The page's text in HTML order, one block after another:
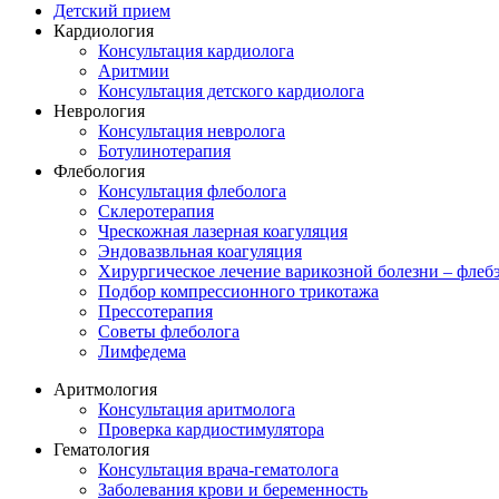
Детский прием
Кардиология
Консультация кардиолога
Аритмии
Консультация детского кардиолога
Неврология
Консультация невролога
Ботулинотерапия
Флебология
Консультация флеболога
Склеротерапия
Чрескожная лазерная коагуляция
Эндовазвльная коагуляция
Хирургическое лечение варикозной болезни –
Подбор компрессионного трикотажа
Прессотерапия
Советы флеболога
Лимфедема
Аритмология
Консультация аритмолога
Проверка кардиостимулятора
Гематология
Консультация врача-гематолога
Заболевания крови и беременность